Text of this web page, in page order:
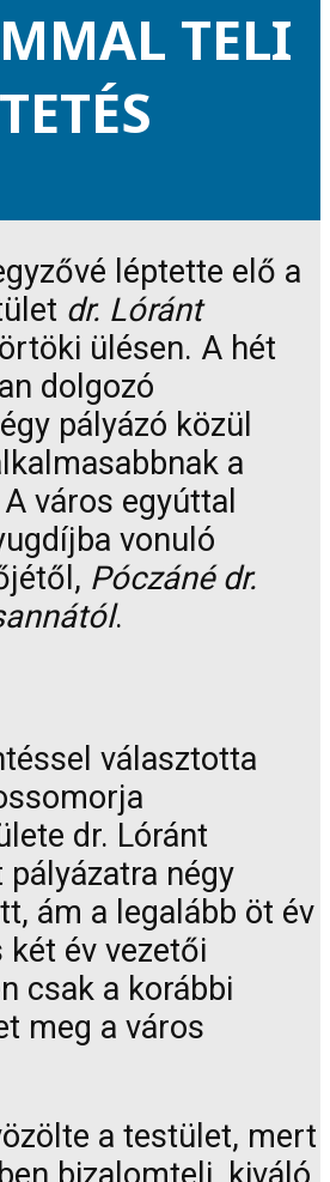
TELI
léptette elő a
dr. Lóránt
ülésen. A hét
dolgozó
pályázó közül
a
város egyúttal
vonuló
Póczáné dr.
.
választotta
dr. Lóránt
négy
ám a legalább öt év
év vezetői
csak a korábbi
meg a város
a testület, mert